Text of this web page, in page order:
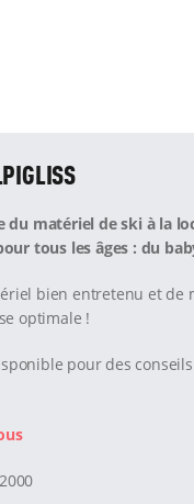
du matériel de ski à la
tous les âges : du
bien entretenu et de
optimale !
pour des